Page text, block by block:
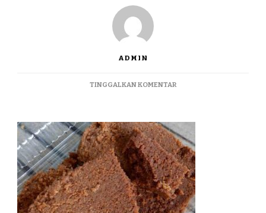
ADMIN
TINGGALKAN KOMENTARPADA
UNGARAN